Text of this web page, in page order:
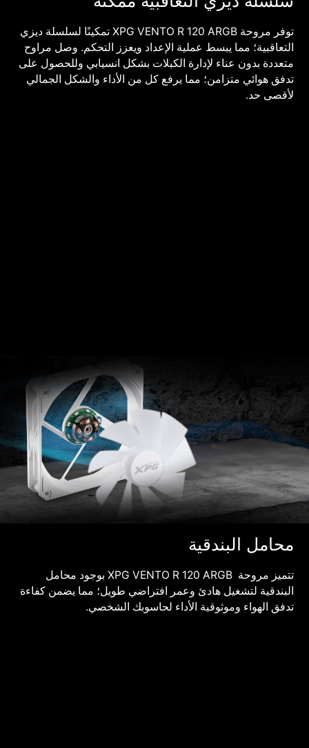
توفر مروحة XPG VENTO R 120 ARGB تمكينًا لسلسلة ديزي
التعاقبية؛ مما يبسط عملية الإعداد ويعزز التحكم. وصل مراوح
متعددة بدون عناء لإدارة الكبلات بشكل انسيابي وللحصول على
تدفق هوائي متزامن؛ مما يرفع كل من الأداء والشكل الجمالي
لأقصى حد.
محامل البندقية
تتميز مروحة XPG VENTO R 120 ARGB بوجود محامل
البندقية لتشغيل هادئ وعمر افتراضي طويل؛ مما يضمن كفاءة
تدفق الهواء وموثوقية الأداء لحاسوبك الشخصي.